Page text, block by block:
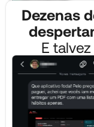
Dezenas
E